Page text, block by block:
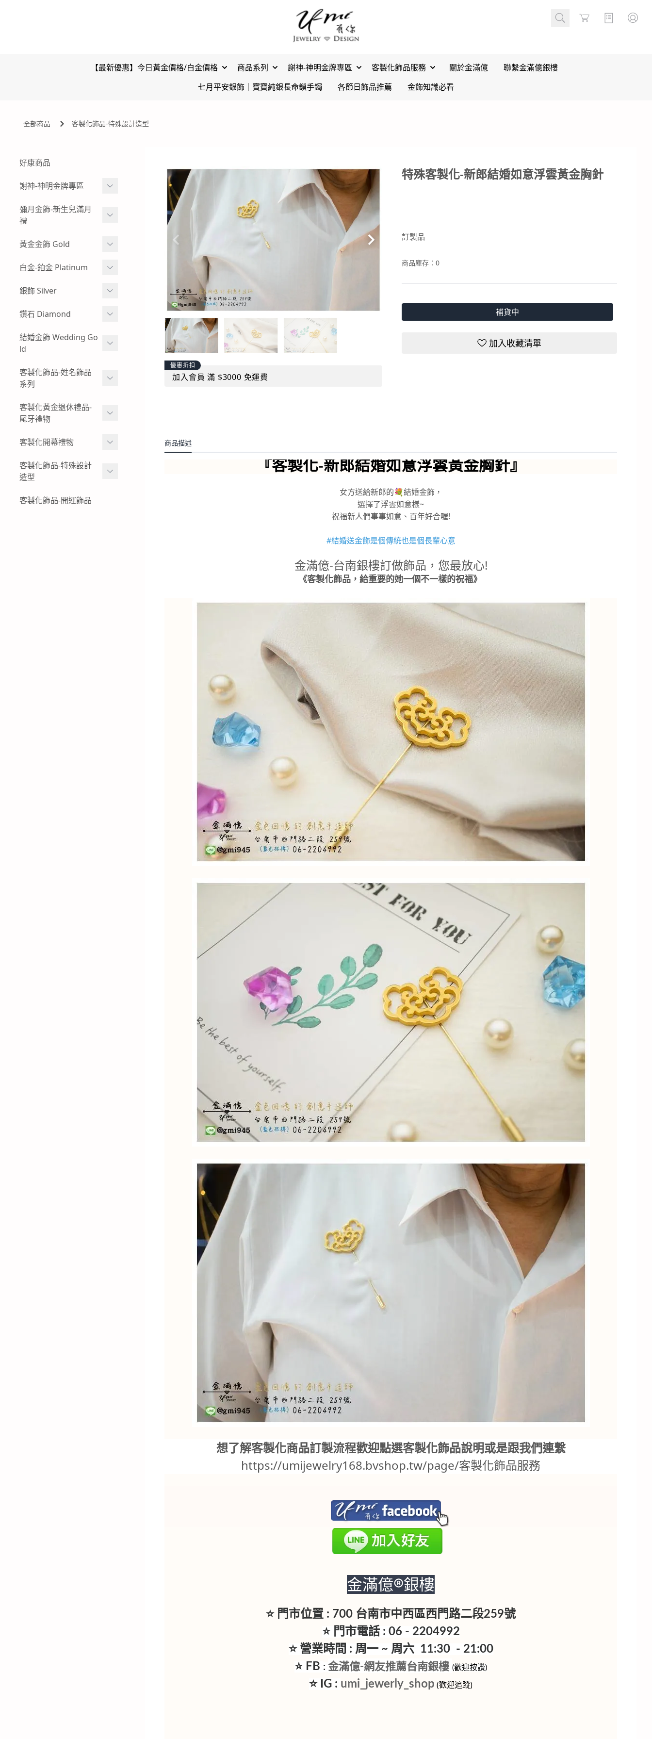
Cart
【最新優惠】今日黃金價格/白金價格 商品系列 謝神-神明金牌專區 客製化飾品服務 關於金滿億
聯繫金滿億銀樓
七月平安銀飾｜寶寶純銀長命鎖手鐲
各節日飾品推薦 金飾知識必看
全部商品 客製化飾品-特殊設計造型
好康商品
謝神-神明金牌專區
雙面壓克力浮字款-神明金
牌
玻璃框、木框樣式-黃金神
明金牌
其他特殊樣式-黃金神明金
項鍊
彌月金飾-新生兒滿月
禮
彌月金飾 生肖
彌月金飾 手鍊
彌月金飾 項鍊
彌月金飾 禮盒
黃金金飾 Gold
蠶絲蠟線系列
黃金耳環
黃金金塊-黃金擺飾
男生黃金手鍊-黃金手環
女生黃金手鍊-黃金手環
男生黃金項鍊
女生黃金項鍊
女生黃金小套鍊
黃金墜子-黃金吊墜
女生黃金戒指
白金-鉑金 Platinum
白金耳環
男生白金項鍊
白金手鍊-手環
白金戒指-對戒
銀飾 Silver
小朋友純銀手環
小朋友純銀手鍊
純銀墜飾
男生純銀項鍊
鑽石 Diamond
鑽石手鍊
鑽石戒指
鑽石項鍊-鑽石墜飾
商品
結婚金飾 Wedding Go
ld
結婚金飾套組-寬面款
結婚金飾套組-幸運草
結婚金飾套組-愛心
結婚金飾套組-花草
結婚金飾套組-蝴蝶
結婚金飾套組-龍鳳
客製化飾品-姓名飾品
系列
黃金姓名項鍊-墜飾
黃金姓名手鍊
黃金姓名戒指
K金與白金姓名項鍊-墜飾-
戒指
純銀姓名項鍊-墜飾-戒指
客製化黃金退休禮品-
尾牙禮物
金幣
黃金水晶擺件
黃金木框擺件
黃金獎狀-絨沙金立體擺件
客製化開幕禮物
黃金擺件-絨沙金擺件
公司logo 品牌
現貨商品-黃金擺飾
客製化飾品-特殊設計
造型
特殊客製化飾品-黃金鑰匙
客製化飾品-開運飾品
優惠折扣
加入會員 滿 $3000 免運費
特殊客製化-新郎結婚如意浮雲黃金胸針
訂製品
商品庫存：0
補貨中
加入收藏清單
商品描述
『客製化-新郎結婚如意浮雲黃金胸針』
女方送給新郎的💐結婚金飾，
選擇了浮雲如意樣~
祝福新人們事事如意、百年好合喔!
#結婚送金飾是個傳統也是個長輩心意
金滿億-台南銀樓訂做飾品，您最放心!
《客製化飾品，給重要的她一個不一樣的祝福》
想了解客製化商品訂製流程歡迎點選客製化飾品說明或是跟我們連繫
https://umijewelry168.bvshop.tw/page/客製化飾品服務
金滿億®銀樓
⭐ 門市位置 : 700 台南市中西區西門路二段259號
⭐ 門市電話 : 06 - 2204992
⭐ 營業時間 : 周一 ~ 周六 11:30 - 21:00
⭐ FB :金滿億-網友推薦台南銀樓 (歡迎按讚)
⭐ IG : umi_jewerly_shop (歡迎追蹤)